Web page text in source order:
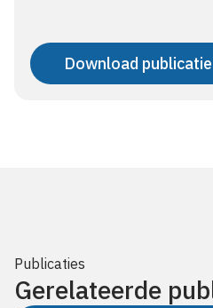
Download publicatie
Publicaties
Gerelateerde